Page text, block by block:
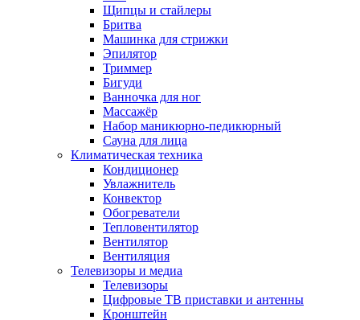
Щипцы и стайлеры
Бритва
Машинка для стрижки
Эпилятор
Триммер
Бигуди
Ванночка для ног
Массажёр
Набор маникюрно-педикюрный
Сауна для лица
Климатическая техника
Кондиционер
Увлажнитель
Конвектор
Обогреватели
Тепловентилятор
Вентилятор
Вентиляция
Телевизоры и медиа
Телевизоры
Цифровые ТВ приставки и антенны
Кронштейн